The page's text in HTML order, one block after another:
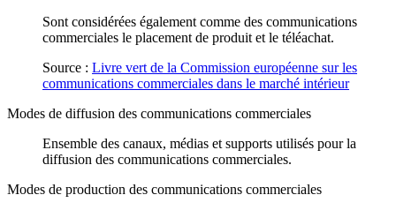
Sont considérées également comme des communications
commerciales le placement de produit et le téléachat.
Source : Livre vert de la Commission européenne sur les
communications commerciales dans le marché intérieur
Modes de diffusion des communications commerciales
Ensemble des canaux, médias et supports utilisés pour la
diffusion des communications commerciales.
Modes de production des communications commerciales